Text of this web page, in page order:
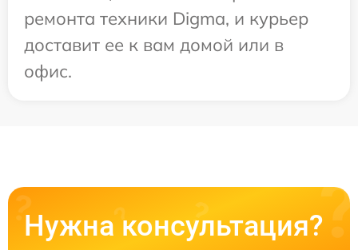
ремонта техники Digma, и курьер
доставит ее к вам домой или в
офис.
Нужна консультация?